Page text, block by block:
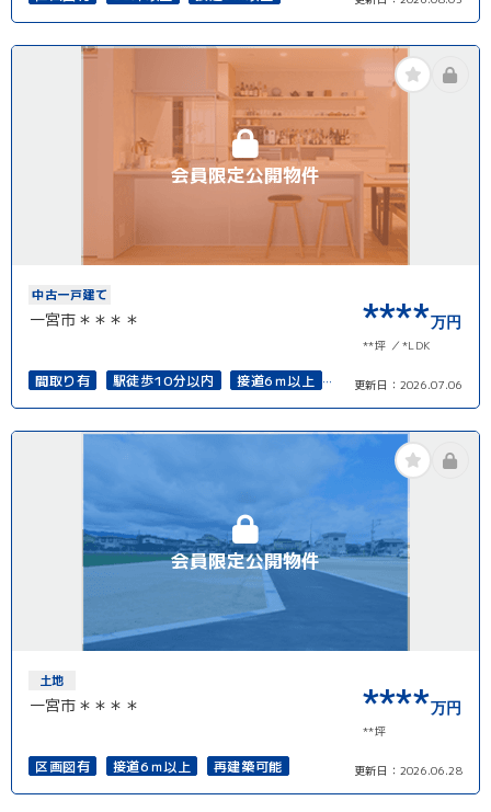
会員限定公開物件
中古一戸建て
一宮市＊＊＊＊ ****万円
**坪 *LDK
間取り有 駅徒歩10分以内
接道6ｍ以上
更新日： 2026.07.06
会員限定公開物件
土地
一宮市＊＊＊＊ ****万円
**坪
区画図有 接道6ｍ以上 再建築可能 更新日： 2026.06.28